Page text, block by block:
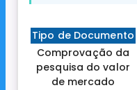
Tipo de Documento
Comprovação da
pesquisa do valor
de mercado